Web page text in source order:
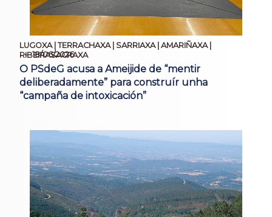
LUGOXA | TERRACHAXA | SARRIAXA | AMARIÑAXA |
RIBEIRASACRAXA
18/06/2026
O PSdeG acusa a Ameijide de “mentir
deliberadamente” para construír unha
“campaña de intoxicación”